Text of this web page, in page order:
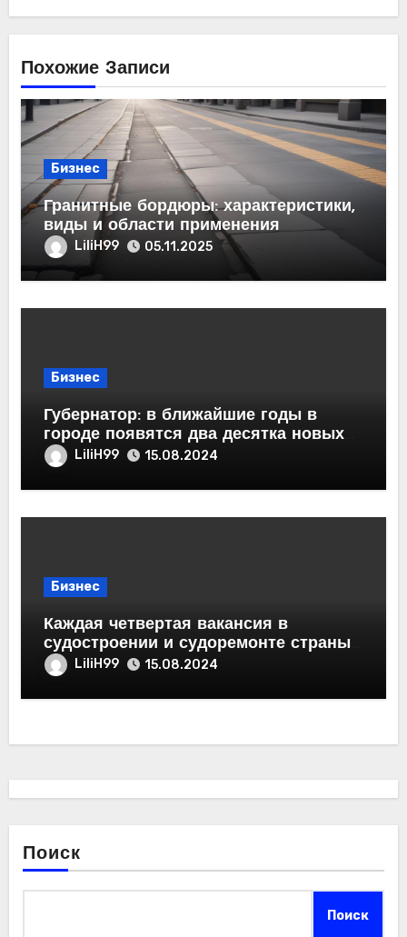
Похожие Записи
Бизнес
Гранитные бордюры: характеристики,
виды и области применения
LiliH99 05.11.2025
Бизнес
Губернатор: в ближайшие годы в
городе появятся два десятка новых
предприятий и порядка 50 тысяч
рабочих мест
LiliH99 15.08.2024
Бизнес
Каждая четвертая вакансия в
судостроении и судоремонте страны
— петербургская
LiliH99 15.08.2024
Поиск
Поиск